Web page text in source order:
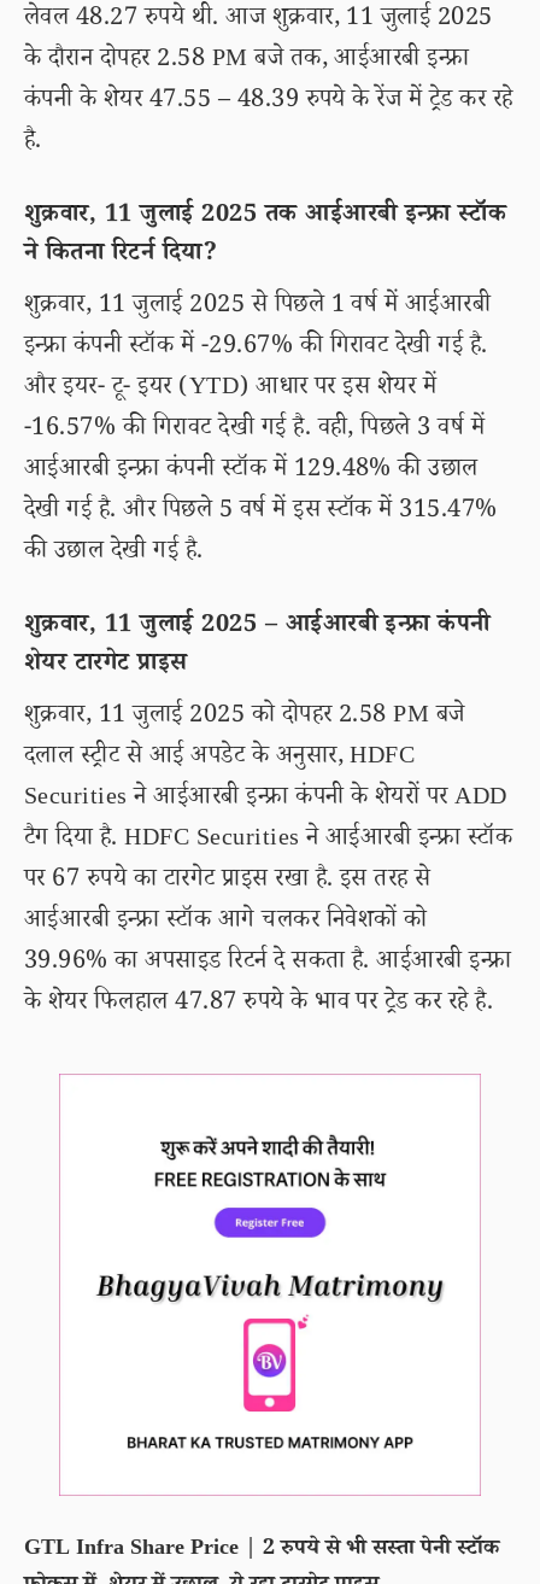
लेवल 48.27 रुपये थी. आज शुक्रवार, 11 जुलाई 2025
के दौरान दोपहर 2.58 PM बजे तक, आईआरबी इन्फ्रा
कंपनी के शेयर 47.55 – 48.39 रुपये के रेंज में ट्रेड कर रहे
है.
शुक्रवार, 11 जुलाई 2025 तक आईआरबी इन्फ्रा स्टॉक
ने कितना रिटर्न दिया?
शुक्रवार, 11 जुलाई 2025 से पिछले 1 वर्ष में आईआरबी
इन्फ्रा कंपनी स्टॉक में -29.67% की गिरावट देखी गई है.
और इयर- टू- इयर (YTD) आधार पर इस शेयर में
-16.57% की गिरावट देखी गई है. वही, पिछले 3 वर्ष में
आईआरबी इन्फ्रा कंपनी स्टॉक में 129.48% की उछाल
देखी गई है. और पिछले 5 वर्ष में इस स्टॉक में 315.47%
की उछाल देखी गई है.
शुक्रवार, 11 जुलाई 2025 – आईआरबी इन्फ्रा कंपनी
शेयर टारगेट प्राइस
शुक्रवार, 11 जुलाई 2025 को दोपहर 2.58 PM बजे
दलाल स्ट्रीट से आई अपडेट के अनुसार, HDFC
Securities ने आईआरबी इन्फ्रा कंपनी के शेयरों पर ADD
टैग दिया है. HDFC Securities ने आईआरबी इन्फ्रा स्टॉक
पर 67 रुपये का टारगेट प्राइस रखा है. इस तरह से
आईआरबी इन्फ्रा स्टॉक आगे चलकर निवेशकों को
39.96% का अपसाइड रिटर्न दे सकता है. आईआरबी इन्फ्रा
के शेयर फिलहाल 47.87 रुपये के भाव पर ट्रेड कर रहे है.
GTL Infra Share Price | 2 रुपये से भी सस्ता पेनी स्टॉक